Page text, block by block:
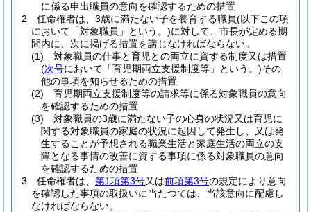
に係る申出職員の意向を確認するための措置
2
任命権者は、3歳に満たない子を養育する職員(以下この項
において「対象職員」という。)に対して、市長が定める期
間内に、次に掲げる措置を講じなければならない。
(1)
対象職員の仕事と育児との両立に資する制度又は措置
(次号において「育児期両立支援制度等」という。)その
他の事項を知らせるための措置
(2)
育児期両立支援制度等の請求等に係る対象職員の意向
を確認するための措置
(3)
対象職員の3歳に満たない子の心身の状況又は育児に
関する対象職員の家庭の状況に起因して発生し、又は発
生することが予想される職業生活と家庭生活の両立の支
障となる事情の改善に資する事項に係る対象職員の意向
を確認するための措置
3
任命権者は、 第1項第3号又は前項第3号の規定により意向
を確認した事項の取扱いに当たつては、当該意向に配慮し
なければならない。